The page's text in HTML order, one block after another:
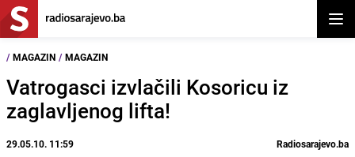
/ MAGAZIN / MAGAZIN
Vatrogasci izvlačili Kosoricu iz
zaglavljenog lifta!
29.05.10. 11:59 Radiosarajevo.ba